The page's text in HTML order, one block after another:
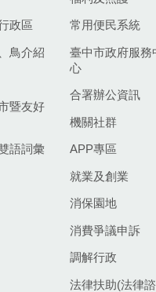
政區
鳥介紹
暨友好
語詞彙
常用便民系統
臺中市政府服務
心
合署辦公資訊
機關社群
APP專區
就業及創業
消保園地
消費爭議申訴
調解行政
法律扶助(法律諮